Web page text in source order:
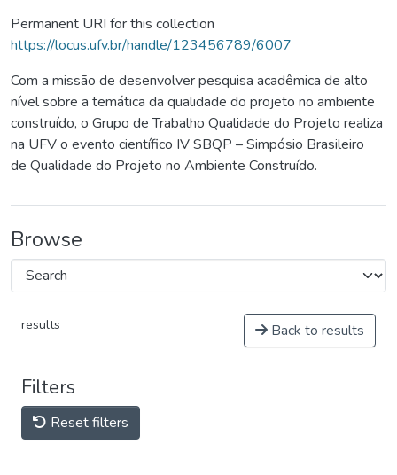
Permanent URI for this collection
https://locus.ufv.br/handle/123456789/6007
Com a missão de desenvolver pesquisa acadêmica de alto
nível sobre a temática da qualidade do projeto no ambiente
construído, o Grupo de Trabalho Qualidade do Projeto realiza
na UFV o evento científico IV SBQP – Simpósio Brasileiro
de Qualidade do Projeto no Ambiente Construído.
Browse
results Back to results
Filters
Reset filters